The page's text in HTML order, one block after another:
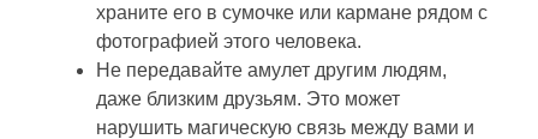
храните его в сумочке или кармане рядом с
фотографией этого человека.
Не передавайте амулет другим людям,
даже близким друзьям. Это может
нарушить магическую связь между вами и